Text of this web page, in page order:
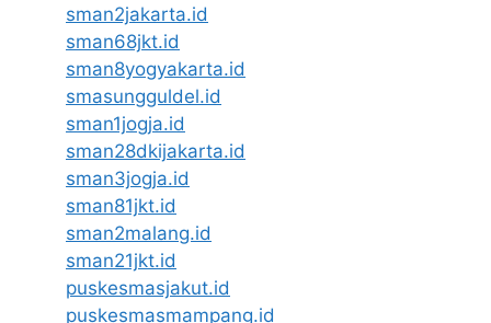
sman2jakarta.id
sman68jkt.id
sman8yogyakarta.id
smasungguldel.id
sman1jogja.id
sman28dkijakarta.id
sman3jogja.id
sman81jkt.id
sman2malang.id
sman21jkt.id
puskesmasjakut.id
puskesmasmampang.id